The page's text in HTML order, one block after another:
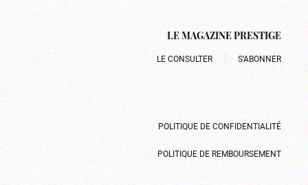
LE MAGAZINE PRESTIGE
LE CONSULTER S’ABONNER
POLITIQUE DE CONFIDENTIALITÉ
POLITIQUE DE REMBOURSEMENT